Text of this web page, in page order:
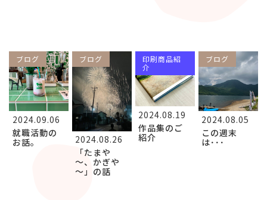
ブログ
2024.09.06
就職活動の
お話。
ブログ
2024.08.26
「たまや
～、かぎや
～」の話
印刷商品紹
介
2024.08.19
作品集のご
紹介
ブログ
2024.08.05
この週末
は･･･